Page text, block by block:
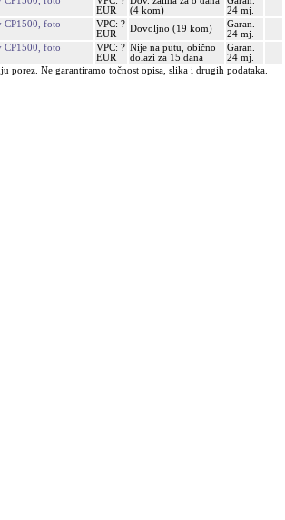
EUR
(4 kom)
24 mj.
CP1500, foto
VPC: ?
EUR
Dovoljno (19 kom)
Garan.
24 mj.
CP1500, foto
VPC: ?
EUR
Nije na putu, obično
dolazi za 15 dana
Garan.
24 mj.
porez. Ne garantiramo točnost opisa, slika i drugih podataka.